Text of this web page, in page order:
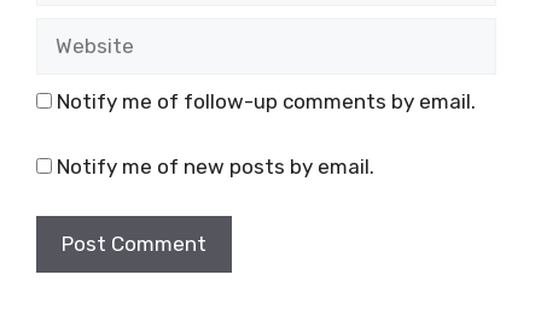
Notify me of follow-up comments by email.
Notify me of new posts by email.